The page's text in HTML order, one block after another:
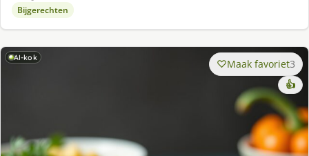
Bijgerechten
AI-kok Maak favoriet3
👍